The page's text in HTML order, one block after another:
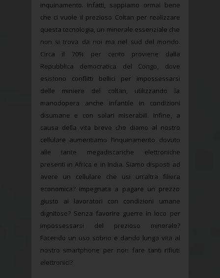
inquinamento. Infatti, sappiamo ormai bene
che ci vuole il prezioso Coltan per realizzare
questa tecnologia, un minerale essenziale che
non si trova da noi ma nel sud del mondo.
Circa il 70% per cento proviene dalla
Repubblica democratica del Congo, dove
esistono conflitti bellici per impossessarsi
delle miniere del coltan, utilizzando la
manodopera anche infantile in condizioni
disumane e con salari miserabili. Infine, a
causa della vita breve che diamo al nostro
cellulare aumentiamo l’inquinamento dovuto
alle tante megadiscariche elettroniche
presenti in Africa e in India. Siamo disposti ad
avere un cellulare che usi un’altra filiera
economica? Impegnata a pagare un prezzo
giusto ai lavoratori con condizioni umane
dignitose? Senza favorire guerre in loco per
impossessarsi del prezioso minerale?
Facendo un uso sobrio e dando lunga vita al
nostro smartphone per non fare tanti rifiuti
elettronici?